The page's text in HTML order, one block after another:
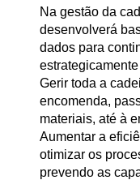
Na gestão da
desenvolverá
dados para
Gerir toda a
encomenda,
materiais, até à
Aumentar a
otimizar os
prevendo as